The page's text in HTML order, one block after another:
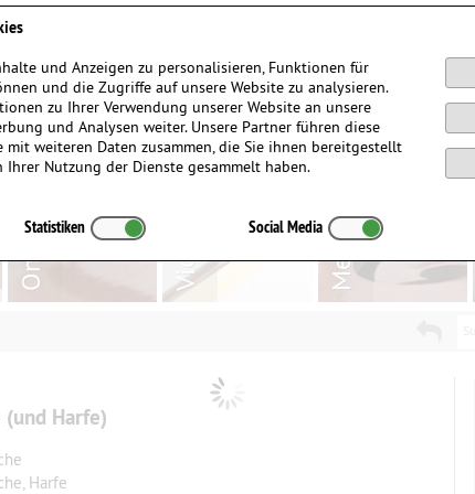
Harfe)
Harfe
und Anzeigen zu personalisieren, Funktionen für
und die Zugriffe auf unsere Website zu analysieren.
zu Ihrer Verwendung unserer Website an unsere
und Analysen weiter. Unsere Partner führen diese
weiteren Daten zusammen, die Sie ihnen bereitgestellt
Ihrer Nutzung der Dienste gesammelt haben.
Statistiken Social Media